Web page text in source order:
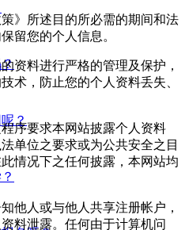
》所述目的所必需的期间和法
留您的个人信息。
资料进行严格的管理及保护，
术，防止您的个人资料丢失、
序要求本网站披露个人资料
单位之要求或为公共安全之目
情况下之任何披露，本网站均
他人或与他人共享注册帐户，
料泄露。任何由于计算机问
？